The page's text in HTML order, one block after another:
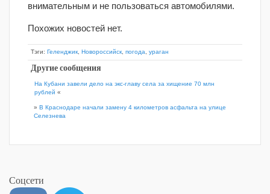
внимательным и не пользоваться автомобилями.
Похожих новостей нет.
Тэги: Геленджик Новороссийск погода ураган
Другие сообщения
На Кубани завели дело на экс-главу села за хищение 70 млн
рублей «
» В Краснодаре начали замену 4 километров асфальта на улице
Селезнева
Соцсети